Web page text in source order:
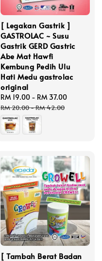
[ Legakan Gastrik ]
GASTROLAC ~ Susu
Gastrik GERD Gastric
Abe Mat Hawfi
Kembung Pedih Ulu
Hati Medu gastrolac
original
Sale
price
RM 19.00 - RM 37.00
RM 20.00-RM 42.00
[ Tambah Berat Badan